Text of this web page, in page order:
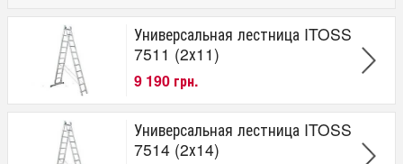
Универсальная лестница ITOSS
7511 (2х11)
9 190 грн.
Универсальная лестница ITOSS
7514 (2х14)